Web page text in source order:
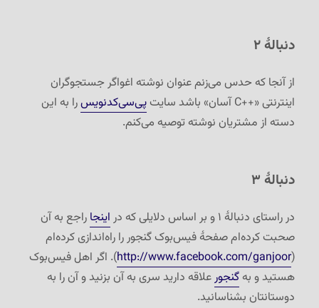
دنبالهٔ ۲
از آنجا که حدس می‌زنم عنوان نوشته اغواگر جستجوگران
اینترنتی «C++‎ آسان» باشد سایت
پی‌سی‌کدنویسرا به این
دسته از مشتریان نوشته توصیه می‌کنم.
دنبالهٔ ۳
در راستای دنبالهٔ ۱ و بر اساس دلایلی که در اینجا راجع به آن
صحبت کرده‌ام صفحهٔ فیس‌بوک گنجور را راه‌اندازی کرده‌ام
(
http://www.facebook.com/ganjoor). اگر اهل فیس‌بوک
هستید و بهگنجورعلاقه دارید سری به آن بزنید و آن را به
دوستانتان بشناسانید.